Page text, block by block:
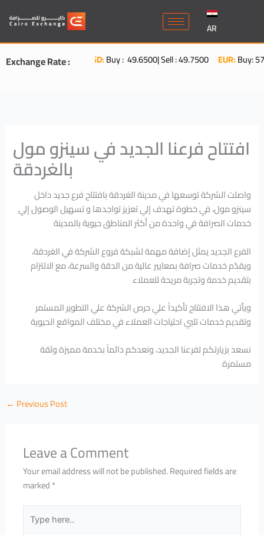
AR
Exchange Rate : USD:Buy : 49.6500| Sell : 49.7500 EUR:Buy:
افتتاح فرعنا الجديد في سينزو مول
بالغردقة
واصلت الشركة توسعها في مدينة الغردقة بافتتاح فرع جديد داخل
سينزو مول، في خطوة تهدف إلي تعزيز تواجدها و تسهيل الوصول إلي
خدمات الصرافة في واحدة من أكثر المناطق حيوية بالمدينة
الفرع الجديد يمثل إضافة مهمة لشبكة فروع الشركة في الغردقة،
ويقدّم خدمات صرافة بمعايير عالية من الدقة والسرعة، مع الالتزام
بتقديم خدمة وتجربة مريحة للعملاء
ويأتي هذا الافتتاح تأكيداً علي حرص الشركة علي التطوير المستمر
وتقديم خدمات تلبي احتياجات العملاء في مختلف المواقع الحيوية
نسعد بزيارتكم لفرعنا الجديد، ونعدكم دائماً بخدمة مميزة وثقة
مستمرة
← Previous Post
Leave a Comment
Your email address will not be published.Required fields are
marked*
here..